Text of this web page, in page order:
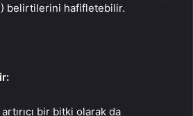
belirtilerini hafifletebilir.
bir bitki olarak da